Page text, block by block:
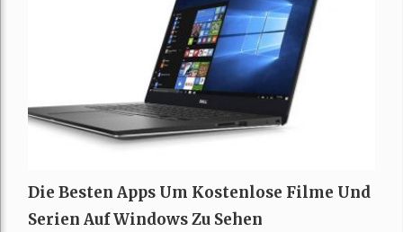
Die Besten Apps Um Kostenlose Filme Und
Serien Auf Windows Zu Sehen